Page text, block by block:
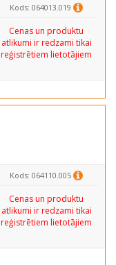
Kods: 064013.019
Cenas un produktu
atlikumi ir redzami tikai
reģistrētiem lietotājiem
Kods: 064110.005
Cenas un produktu
atlikumi ir redzami tikai
reģistrētiem lietotājiem